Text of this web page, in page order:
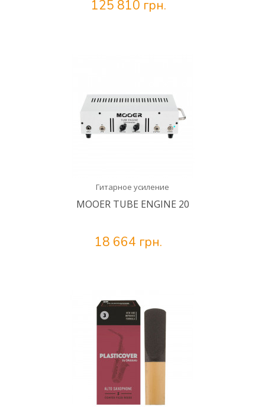
125 810 грн.
Гитарное усиление
MOOER TUBE ENGINE 20
18 664 грн.